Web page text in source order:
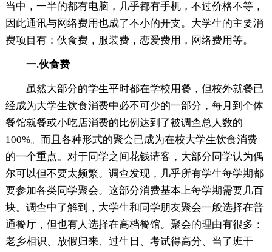
当中，一半的都有电脑，几乎都有手机，不过价格不等，
因此通讯与网络费用也成了不小的开支。大学生的主要消
费项目有：伙食费，服装费，恋爱费用，网络费用等。
一.伙食费
虽然大部分的学生平时都在学校用餐，但校外就餐已
经成为大学生饮食消费中必不可少的一部分，每月到个体
餐馆就餐或小吃店消费的比例达到了被调查总人数的
100%。而且各种形式的聚会已成为在校大学生饮食消费
的一个重点。对于同学之间花钱请客，大部分同学认为偶
尔可以但不要太频繁。调查发现，几乎所有学生每学期都
要参加各类同学聚会。这部分消费基本上每学期需要几百
块。调查中了解到，大学生和同学朋友聚会一般选择在普
通餐厅，但也有人选择在高档餐馆。聚会的理由有很多：
老乡相识、放假归来、过生日、考试得高分、当了班干